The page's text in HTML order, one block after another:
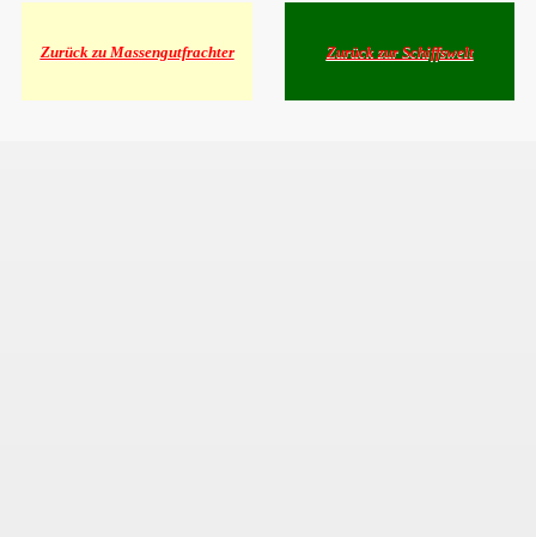
Zurück zu Massengutfrachter Zurück zur Schiffswelt